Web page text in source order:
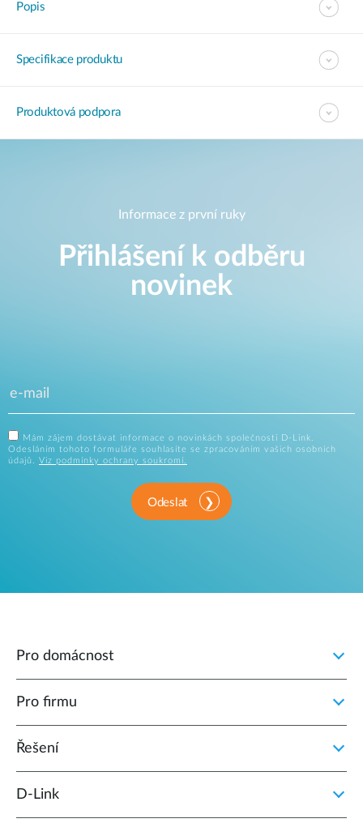
Popis
Specifikace produktu
Produktová podpora
Informace z první ruky
Přihlášení k odběru
novinek
Mám zájem dostávat informace o novinkách společnosti D-Link.
Odesláním tohoto formuláře souhlasíte se zpracováním vašich osobních
údajů. Viz podmínky ochrany soukromí.
Odeslat
Pro domácnost
Pro firmu
Řešení
D‑Link